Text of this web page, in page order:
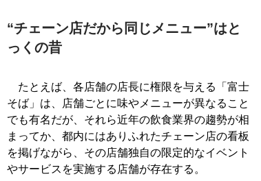
“チェーン店だから同じメニュー”はと
っくの昔
たとえば、各店舗の店長に権限を与える「富士
そば」は、店舗ごとに味やメニューが異なること
でも有名だが、それら近年の飲食業界の趨勢が相
まってか、都内にはありふれたチェーン店の看板
を掲げながら、その店舗独自の限定的なイベント
やサービスを実施する店舗が存在する。